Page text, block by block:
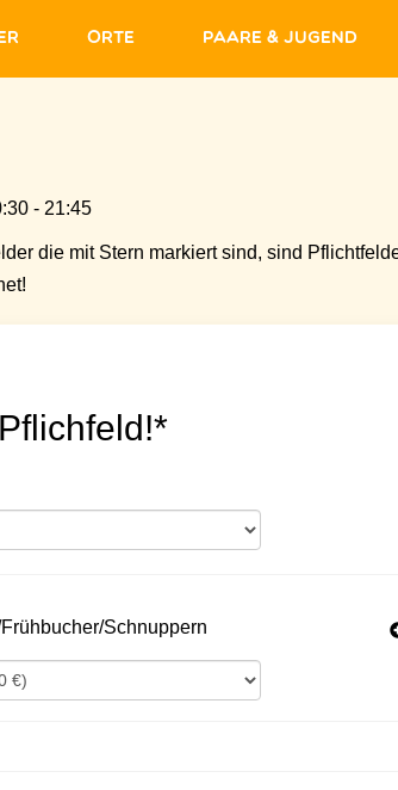
Orte Paare & Jugend
- 21:45
die mit Stern markiert sind, sind
Schnuppern